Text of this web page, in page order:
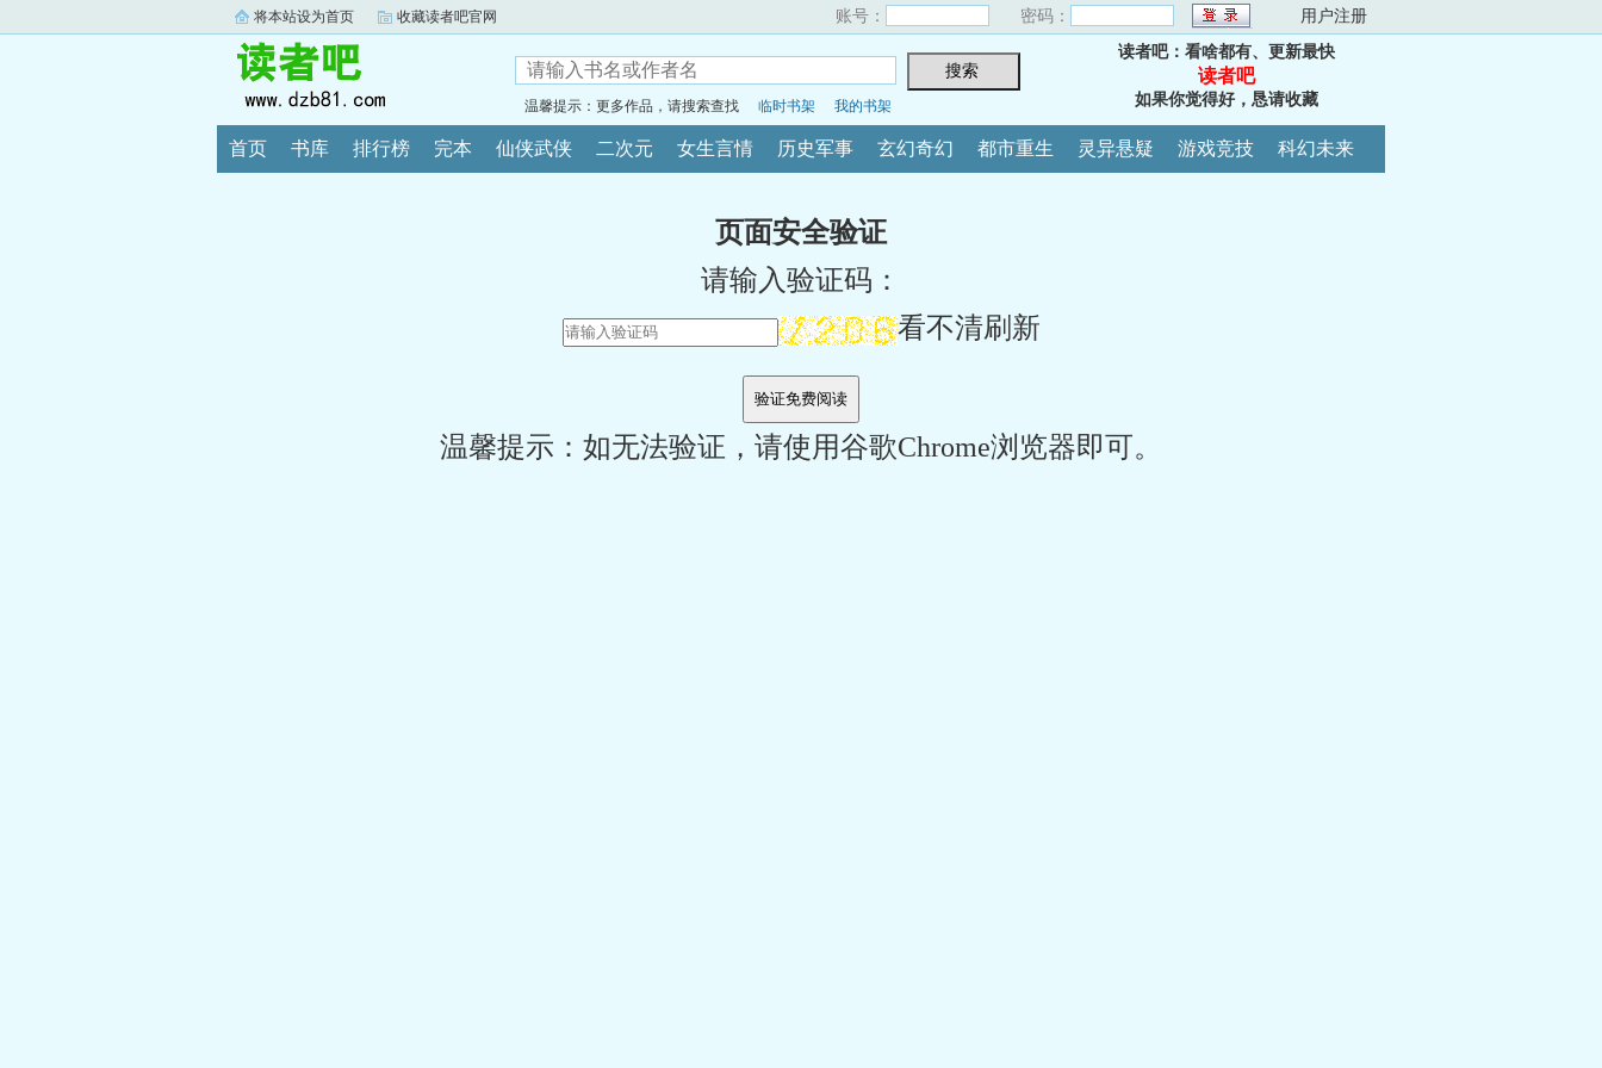
将本站设为首页 收藏读者吧官网 账号： 密码： 用户注册
温馨提示：更多作品，请搜索查找 临时书架 我的书架
读者吧：看啥都有、更新最快
读者吧
如果你觉得好，恳请收藏
首页 书库 排行榜 完本 仙侠武侠 二次元 女生言情 历史军事 玄幻奇幻 都市重生 灵异悬疑 游戏竞技 科幻未来
页面安全验证
请输入验证码：
看不清刷新
温馨提示：如无法验证，请使用谷歌Chrome浏览器即可。